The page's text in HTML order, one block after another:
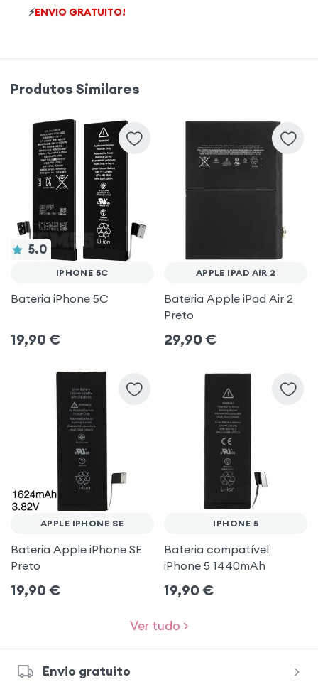
⚡ENVIO GRATUITO!
Produtos Similares
5.0
IPHONE 5C
Bateria iPhone 5C
19,90 €
APPLE IPAD AIR 2
Bateria Apple iPad Air 2
Preto
29,90 €
APPLE IPHONE SE
Bateria Apple iPhone SE
Preto
19,90 €
IPHONE 5
Bateria compatível
iPhone 5 1440mAh
19,90 €
Ver tudo >
Envio gratuito